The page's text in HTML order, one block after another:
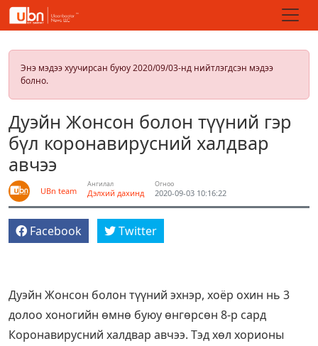
Энэ мэдээ хуучирсан буюу 2020/09/03-нд нийтлэгдсэн мэдээ
болно.
Дуэйн Жонсон болон түүний гэр
бүл коронавирусний халдвар
авчээ
UBn team
Ангилал
Дэлхий дахинд
Огноо
2020-09-03 10:16:22
Facebook Twitter
Дуэйн Жонсон болон түүний эхнэр, хоёр охин нь 3
долоо хоногийн өмнө буюу өнгөрсөн 8-р сард
Коронавирусний халдвар авчээ. Тэд хөл хорионы